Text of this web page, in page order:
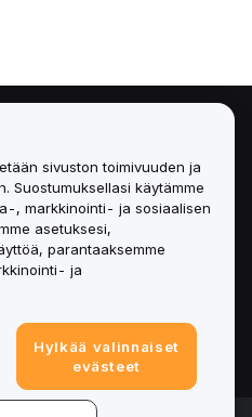
sivuston toimivuuden ja
Suostumuksellasi käytämme
, markkinointi- ja sosiaalisen
asetuksesi,
parantaaksemme
ja
Hylkää valinnaiset
evästeet